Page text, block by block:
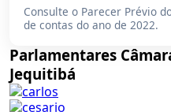
Consulte o Parecer Prévio
de contas do ano de 2022.
Parlamentares
Jequitibá